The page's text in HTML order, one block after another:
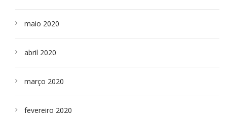
maio 2020
abril 2020
março 2020
fevereiro 2020